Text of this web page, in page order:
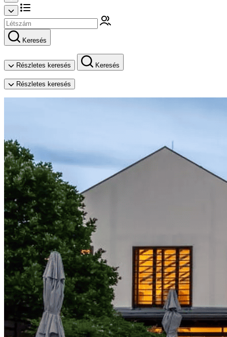
Keresés
Részletes keresés Keresés
Részletes keresés